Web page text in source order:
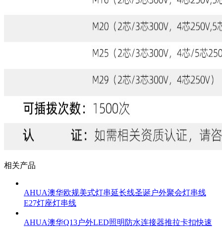
相关产品
AHUA澳华欧规美式灯串延长线圣诞户外聚会灯串线
E27灯座灯串线
AHUA澳华Q13户外LED照明防水连接器推拉卡扣快速